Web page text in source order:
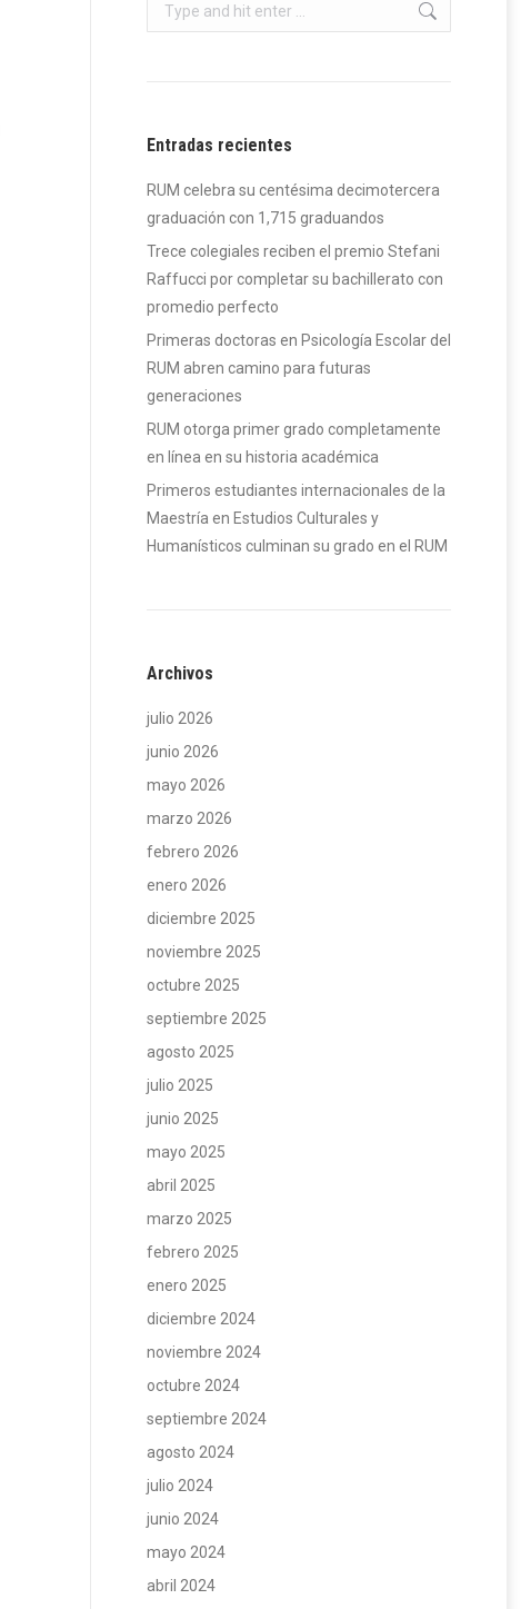
Entradas recientes
RUM celebra su centésima decimotercera
graduación con 1,715 graduandos
Trece colegiales reciben el premio Stefani
Raffucci por completar su bachillerato con
promedio perfecto
Primeras doctoras en Psicología Escolar del
RUM abren camino para futuras
generaciones
RUM otorga primer grado completamente
en línea en su historia académica
Primeros estudiantes internacionales de la
Maestría en Estudios Culturales y
Humanísticos culminan su grado en el RUM
Archivos
julio 2026
junio 2026
mayo 2026
marzo 2026
febrero 2026
enero 2026
diciembre 2025
noviembre 2025
octubre 2025
septiembre 2025
agosto 2025
julio 2025
junio 2025
mayo 2025
abril 2025
marzo 2025
febrero 2025
enero 2025
diciembre 2024
noviembre 2024
octubre 2024
septiembre 2024
agosto 2024
julio 2024
junio 2024
mayo 2024
abril 2024